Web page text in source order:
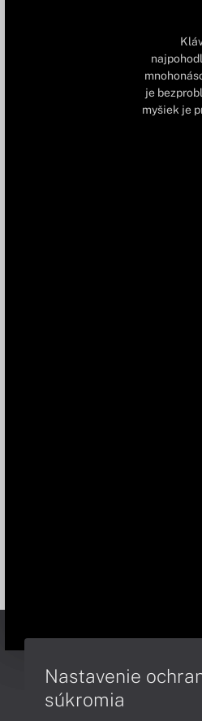
je
myšiek je
Nastavenie
súkromia